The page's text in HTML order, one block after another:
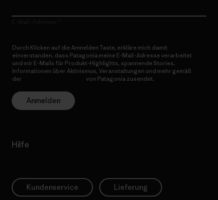
Durch Klicken auf die Anmelden Taste, erkläre mich damit
einverstanden, dass Patagonia meine E-Mail-Adresse verarbeitet
und mir E-Mails für Produkt-Highlights, spannende Stories,
Informationen über Aktivismus, Veranstaltungen und mehr gemäß
der
von Patagonia zusendet.
Anmelden
Hilfe
Kundenservice Lieferung